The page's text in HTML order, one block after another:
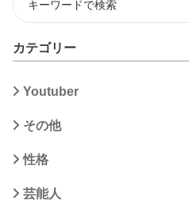
カテゴリー
Youtuber
その他
性格
芸能人